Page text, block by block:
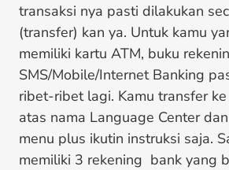
transaksi nya pasti dilakukan
(transfer) kan ya. Untuk kamu
memiliki kartu ATM, buku
SMS/Mobile/Internet Banking
ribet-ribet lagi. Kamu transfer
atas nama Language Center
menu plus ikutin instruksi saja.
memiliki 3 rekening bank yang